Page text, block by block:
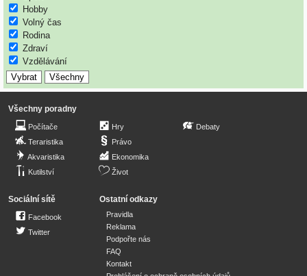
Hobby
Volný čas
Rodina
Zdraví
Vzdělávání
Všechny poradny
Počítače
Teraristika
Akvaristika
Kutilství
Hry
Právo
Ekonomika
Život
Debaty
Sociální sítě
Facebook
Twitter
Ostatní odkazy
Pravidla
Reklama
Podpořte nás
FAQ
Kontakt